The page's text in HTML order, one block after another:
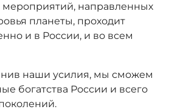
направленных
планеты, проходит
и в России, и во всем
наши усилия, мы сможем
богатства России и всего